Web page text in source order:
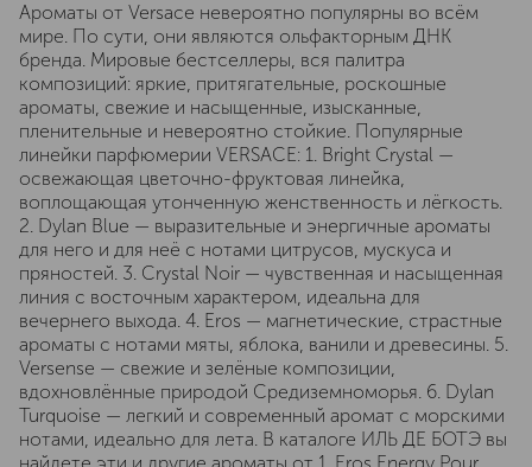
Ароматы от Versace невероятно популярны во всём
мире. По сути, они являются ольфакторным ДНК
бренда. Мировые бестселлеры, вся палитра
композиций: яркие, притягательные, роскошные
ароматы, свежие и насыщенные, изысканные,
пленительные и невероятно стойкие. Популярные
линейки парфюмерии VERSACE: 1. Bright Crystal —
освежающая цветочно-фруктовая линейка,
воплощающая утонченную женственность и лёгкость.
2. Dylan Blue — выразительные и энергичные ароматы
для него и для неё с нотами цитрусов, мускуса и
пряностей. 3. Crystal Noir — чувственная и насыщенная
линия с восточным характером, идеальна для
вечернего выхода. 4. Eros — магнетические, страстные
ароматы с нотами мяты, яблока, ванили и древесины. 5.
Versense — свежие и зелёные композиции,
вдохновлённые природой Средиземноморья. 6. Dylan
Turquoise — легкий и современный аромат с морскими
нотами, идеально для лета. В каталоге ИЛЬ ДЕ БОТЭ вы